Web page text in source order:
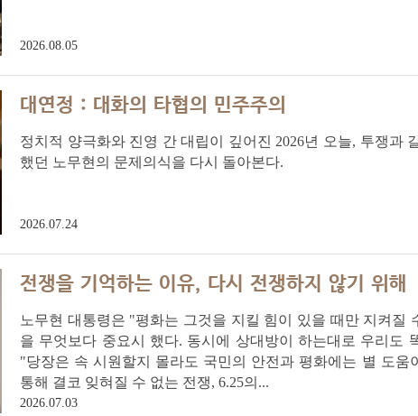
2026.08.05
대연정 : 대화의 타협의 민주주의
정치적 양극화와 진영 간 대립이 깊어진 2026년 오늘, 투쟁과
했던 노무현의 문제의식을 다시 돌아본다.
2026.07.24
전쟁을 기억하는 이유, 다시 전쟁하지 않기 위해
노무현 대통령은 "평화는 그것을 지킬 힘이 있을 때만 지켜질
을 무엇보다 중요시 했다. 동시에 상대방이 하는대로 우리도
"당장은 속 시원할지 몰라도 국민의 안전과 평화에는 별 도
통해 결코 잊혀질 수 없는 전쟁, 6.25의...
2026.07.03